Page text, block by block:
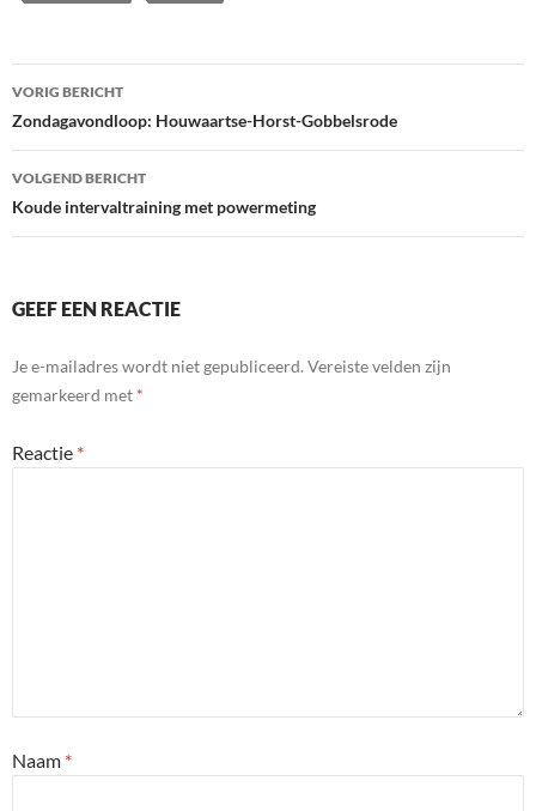
Bericht
navigatie
VORIG BERICHT
Zondagavondloop: Houwaartse-Horst-Gobbelsrode
VOLGEND BERICHT
Koude intervaltraining met powermeting
GEEF EEN REACTIE
Je e-mailadres wordt niet gepubliceerd. Vereiste velden zijn
gemarkeerd met *
Reactie *
Naam *